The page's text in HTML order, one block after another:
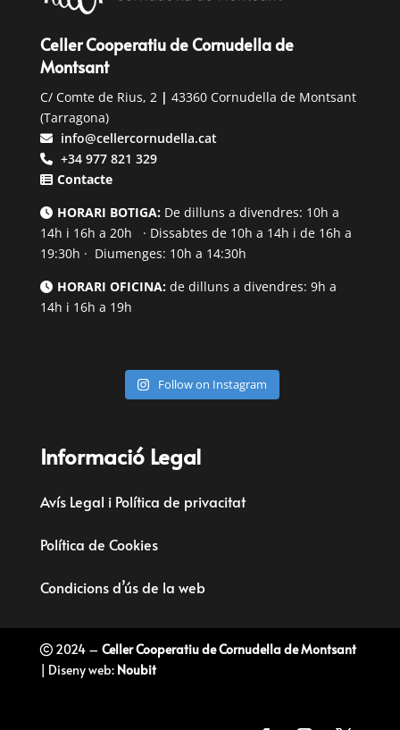
Celler Cooperatiu de Cornudella de
Montsant
C/ Comte de Rius, 2 | 43360 Cornudella de Montsant
(Tarragona)
info@cellercornudella.cat
+34 977 821 329
Contacte
HORARI BOTIGA:De dilluns a divendres: 10h a
14h i 16h a 20h · Dissabtes de 10h a 14h i de 16h a
19:30h · Diumenges: 10h a 14:30h
HORARI OFICINA:de dilluns a divendres: 9h a
14h i 16h a 19h
Follow on Instagram
Informació Legal
Avís Legal i Política de privacitat
Política de Cookies
Condicions d’ús de la web
2024 – Celler Cooperatiu de Cornudella de Montsant
| Diseny web: Noubit